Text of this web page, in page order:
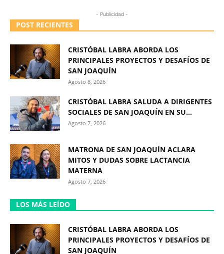
- Publicidad -
POST RECIENTES
CRISTÓBAL LABRA ABORDA LOS
PRINCIPALES PROYECTOS Y DESAFÍOS DE
SAN JOAQUÍN
Agosto 8, 2026
CRISTÓBAL LABRA SALUDA A DIRIGENTES
SOCIALES DE SAN JOAQUÍN EN SU...
Agosto 7, 2026
MATRONA DE SAN JOAQUÍN ACLARA
MITOS Y DUDAS SOBRE LACTANCIA
MATERNA
Agosto 7, 2026
LOS MÁS LEÍDO
CRISTÓBAL LABRA ABORDA LOS
PRINCIPALES PROYECTOS Y DESAFÍOS DE
SAN JOAQUÍN